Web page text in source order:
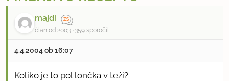
majdi
član od 2003 359 sporočil
4.4.2004 ob 16:07
Koliko je to pol lončka v teži?